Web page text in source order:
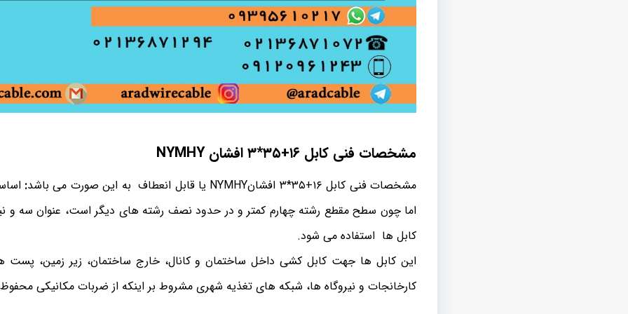
مشخصات فنی کابل ۱۶+۳۵*۳ افشان NYMHY
مشخصات فنی کابل ۱۶+۳۵*۳ افشانNYMHY یا قابل انعطاف به این صورت می باشد
:
اما چون سطح مقطع رشته چهارم کمتر و در حدود نصف رشته های دیگر است، عنوان سه و
کابل ها استفاده می شود.
این کابل ها جهت کابل کشی داخل ساختمان و کانال، خارج ساختمان، زیر زمین،
کارخانجات و نیروگاه ها، شبکه های تغذیه شهری مشروط بر اینکه از ضربات مکانیکی